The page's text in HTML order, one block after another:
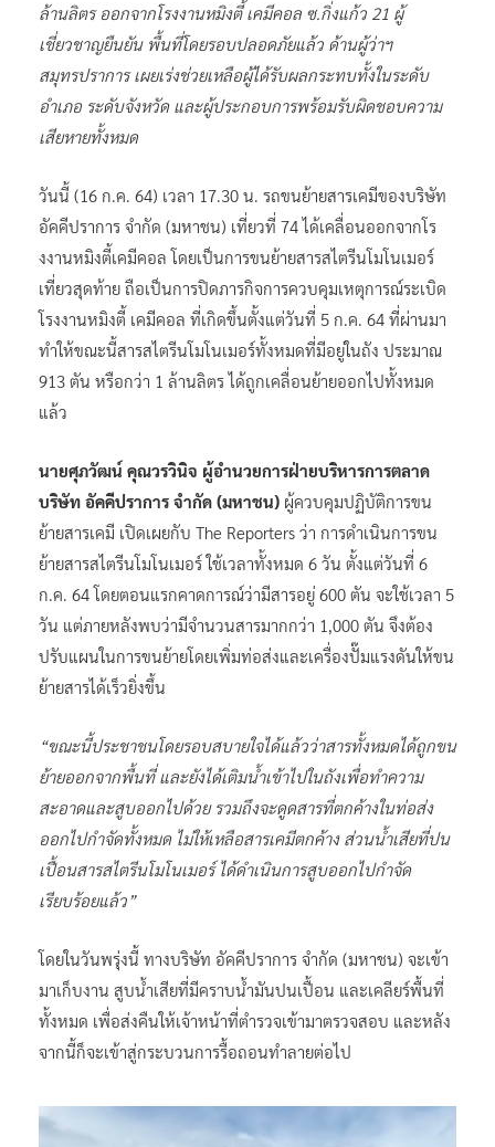
ล้านลิตร ออกจากโรงงานหมิงตี้ เคมีคอล ซ.กิ่งแก้ว 21 ผู้
เชี่ยวชาญยืนยัน พื้นที่โดยรอบปลอดภัยแล้ว ด้านผู้ว่าฯ
สมุทรปราการ เผยเร่งช่วยเหลือผู้ได้รับผลกระทบทั้งในระดับ
อำเภอ ระดับจังหวัด และผู้ประกอบการพร้อมรับผิดชอบความ
เสียหายทั้งหมด
วันนี้ (16 ก.ค. 64) เวลา 17.30 น. รถขนย้ายสารเคมีของบริษัท
อัคคีปราการ จำกัด (มหาชน) เที่ยวที่ 74 ได้เคลื่อนออกจากโร
งงานหมิงตี้เคมีคอล โดยเป็นการขนย้ายสารสไตรีนโมโนเมอร์
เที่ยวสุดท้าย ถือเป็นการปิดภารกิจการควบคุมเหตุการณ์ระเบิด
โรงงานหมิงตี้ เคมีคอล ที่เกิดขึ้นตั้งแต่วันที่ 5 ก.ค. 64 ที่ผ่านมา
ทำให้ขณะนี้สารสไตรีนโมโนเมอร์ทั้งหมดที่มีอยู่ในถัง ประมาณ
913 ตัน หรือกว่า 1 ล้านลิตร ได้ถูกเคลื่อนย้ายออกไปทั้งหมด
แล้ว
นายศุภวัฒน์ คุณวรวินิจ ผู้อำนวยการฝ่ายบริหารการตลาด
บริษัท อัคคีปราการ จำกัด (มหาชน) ผู้ควบคุมปฏิบัติการขน
ย้ายสารเคมี เปิดเผยกับ The Reporters ว่า การดำเนินการขน
ย้ายสารสไตรีนโมโนเมอร์ ใช้เวลาทั้งหมด 6 วัน ตั้งแต่วันที่ 6
ก.ค. 64 โดยตอนแรกคาดการณ์ว่ามีสารอยู่ 600 ตัน จะใช้เวลา 5
วัน แต่ภายหลังพบว่ามีจำนวนสารมากกว่า 1,000 ตัน จึงต้อง
ปรับแผนในการขนย้ายโดยเพิ่มท่อส่งและเครื่องปั๊มแรงดันให้ขน
ย้ายสารได้เร็วยิ่งขึ้น
“ขณะนี้ประชาชนโดยรอบสบายใจได้แล้วว่าสารทั้งหมดได้ถูกขน
ย้ายออกจากพื้นที่ และยังได้เติมน้ำเข้าไปในถังเพื่อทำความ
สะอาดและสูบออกไปด้วย รวมถึงจะดูดสารที่ตกค้างในท่อส่ง
ออกไปกำจัดทั้งหมด ไม่ให้เหลือสารเคมีตกค้าง ส่วนน้ำเสียที่ปน
เปื้อนสารสไตรีนโมโนเมอร์ ได้ดำเนินการสูบออกไปกำจัด
เรียบร้อยแล้ว”
โดยในวันพรุ่งนี้ ทางบริษัท อัคคีปราการ จำกัด (มหาชน) จะเข้า
มาเก็บงาน สูบน้ำเสียที่มีคราบน้ำมันปนเปื้อน และเคลียร์พื้นที่
ทั้งหมด เพื่อส่งคืนให้เจ้าหน้าที่ตำรวจเข้ามาตรวจสอบ และหลัง
จากนี้ก็จะเข้าสู่กระบวนการรื้อถอนทำลายต่อไป